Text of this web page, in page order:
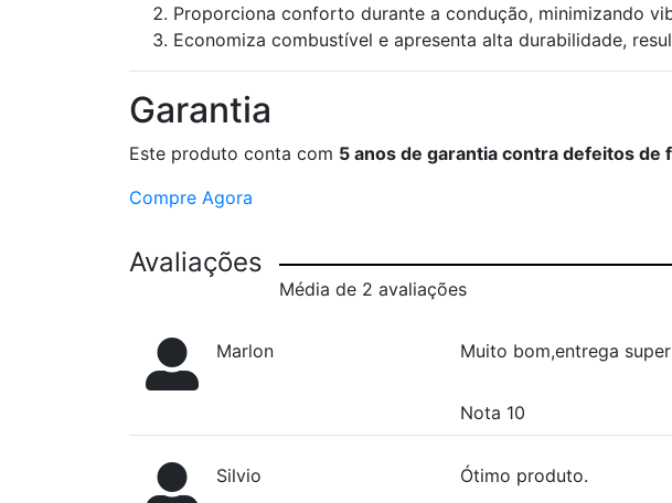
Proporciona conforto durante a condução, minimizando
Economiza combustível e apresenta alta durabilidade,
Garantia
Este produto conta com 5 anos de garantia contra defeitos de
Compre Agora
Avaliações
Média de 2 avaliações
Marlon Muito bom,entrega
Nota 10
Silvio Ótimo produto.